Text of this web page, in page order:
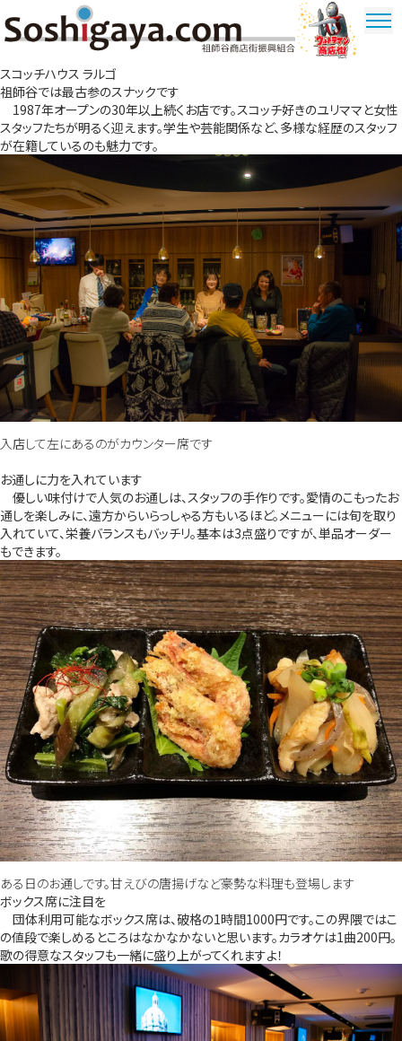
祖師谷商店街
スコッチハウス ラルゴ
祖師谷では最古参のスナックです
1987年オープンの30年以上続くお店です。スコッチ好きのユリママと女性
スタッフたちが明るく迎えます。学生や芸能関係など、多様な経歴のスタッフ
が在籍しているのも魅力です。
入店して左にあるのがカウンター席です
お通しに力を入れています
優しい味付けで人気のお通しは、スタッフの手作りです。愛情のこもったお
通しを楽しみに、遠方からいらっしゃる方もいるほど。メニューには旬を取り
入れていて、栄養バランスもバッチリ。基本は3点盛りですが、単品オーダー
もできます。
ある日のお通しです。甘えびの唐揚げなど豪勢な料理も登場します
ボックス席に注目を
団体利用可能なボックス席は、破格の1時間1000円です。この界隈ではこ
の値段で楽しめるところはなかなかないと思います。カラオケは1曲200円。
歌の得意なスタッフも一緒に盛り上がってくれますよ！